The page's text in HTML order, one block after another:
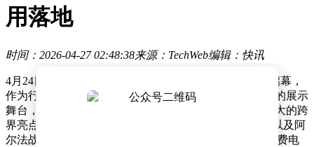
用落地
时间：2026-04-27 02:48:38来源：TechWeb编辑：快讯
4月24日，2026（第十九届）北京国际汽车展览会盛大启幕，
作为行业年度重磅盛会，这场展会不仅是汽车产业创新的展示
舞台，更成为跨领域科技融合的前沿阵地。本次展会最大的跨
界亮点之一，便是荣耀携人形机器人“闪电”“元气仔”，以及阿
尔法战略落地首个新物种Robot Phone集体亮相，打破消费电